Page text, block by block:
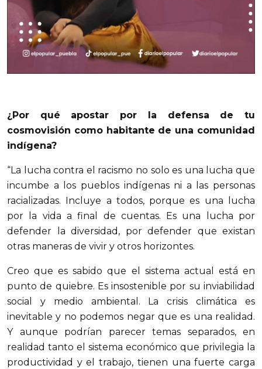
¿Por qué apostar por la defensa de tu
cosmovisión como habitante de una comunidad
indígena?
“La lucha contra el racismo no solo es una lucha que
incumbe a los pueblos indígenas ni a las personas
racializadas. Incluye a todos, porque es una lucha
por la vida a final de cuentas. Es una lucha por
defender la diversidad, por defender que existan
otras maneras de vivir y otros horizontes.
Creo que es sabido que el sistema actual está en
punto de quiebre. Es insostenible por su inviabilidad
social y medio ambiental. La crisis climática es
inevitable y no podemos negar que es una realidad.
Y aunque podrían parecer temas separados, en
realidad tanto el sistema económico que privilegia la
productividad y el trabajo, tienen una fuerte carga